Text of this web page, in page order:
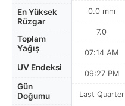
En Yüksek
Rüzgar
Toplam
Yağış
UV Endeksi
Gün
Doğumu
0.0 mm
7.0
07:14 AM
09:27 PM
Last Quarter